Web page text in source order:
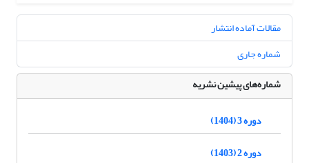
مقالات آماده انتشار
شماره جاری
شماره‌های پیشین نشریه
دوره 3 (1404)
دوره 2 (1403)